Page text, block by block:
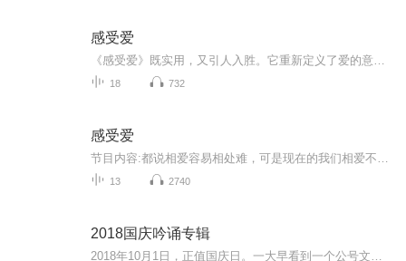
感受爱
18 732
感受爱
13 2740
2018国庆吟诵专辑